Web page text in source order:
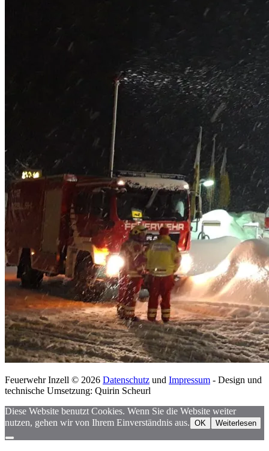
Feuerwehr Inzell © 2026 Datenschutz und Impressum - Design und
technische Umsetzung: Quirin Scheurl
Diese Website benutzt Cookies. Wenn Sie die Website weiter
nutzen, gehen wir von Ihrem Einverständnis aus. OK Weiterlesen